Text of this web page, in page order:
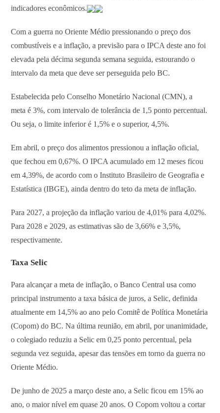
indicadores econômicos.
Com a guerra no Oriente Médio pressionando o preço dos
combustíveis e a inflação, a previsão para o IPCA deste ano foi
elevada pela décima segunda semana seguida, estourando o
intervalo da meta que deve ser perseguida pelo BC.
Estabelecida pelo Conselho Monetário Nacional (CMN), a
meta é 3%, com intervalo de tolerância de 1,5 ponto percentual.
Ou seja, o limite inferior é 1,5% e o superior, 4,5%.
Em abril, o preço dos alimentos pressionou a inflação oficial,
que fechou em 0,67%. O IPCA acumulado em 12 meses ficou
em 4,39%, de acordo com o Instituto Brasileiro de Geografia e
Estatística (IBGE), ainda dentro do teto da meta de inflação.
Para 2027, a projeção da inflação variou de 4,01% para 4,02%.
Para 2028 e 2029, as estimativas são de 3,66% e 3,5%,
respectivamente.
Taxa Selic
Para alcançar a meta de inflação, o Banco Central usa como
principal instrumento a taxa básica de juros, a Selic, definida
atualmente em 14,5% ao ano pelo Comitê de Política Monetária
(Copom) do BC. Na última reunião, em abril, por unanimidade,
o colegiado reduziu a Selic em 0,25 ponto percentual, pela
segunda vez seguida, apesar das tensões em torno da guerra no
Oriente Médio.
De junho de 2025 a março deste ano, a Selic ficou em 15% ao
ano, o maior nível em quase 20 anos. O Copom voltou a cortar